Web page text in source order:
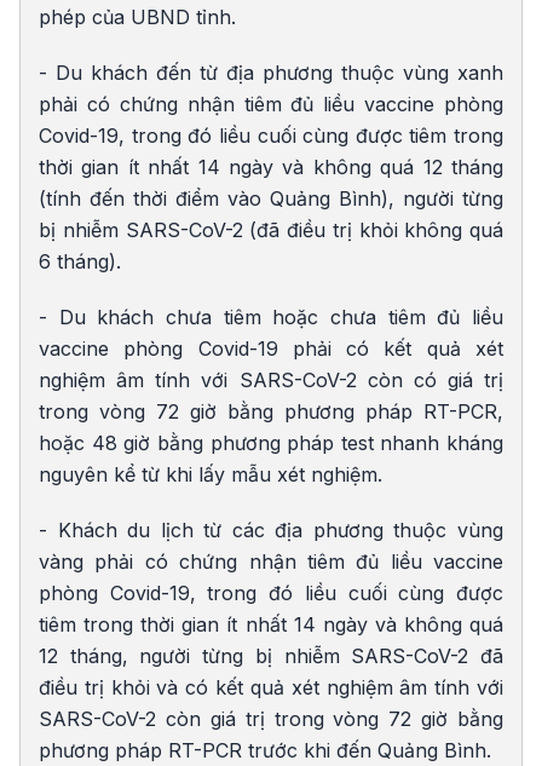
phép của UBND tỉnh.
- Du khách đến từ địa phương thuộc vùng xanh
phải có chứng nhận tiêm đủ liều vaccine phòng
Covid-19, trong đó liều cuối cùng được tiêm trong
thời gian ít nhất 14 ngày và không quá 12 tháng
(tính đến thời điểm vào Quảng Bình), người từng
bị nhiễm SARS-CoV-2 (đã điều trị khỏi không quá
6 tháng).
- Du khách chưa tiêm hoặc chưa tiêm đủ liều
vaccine phòng Covid-19 phải có kết quả xét
nghiệm âm tính với SARS-CoV-2 còn có giá trị
trong vòng 72 giờ bằng phương pháp RT-PCR,
hoặc 48 giờ bằng phương pháp test nhanh kháng
nguyên kể từ khi lấy mẫu xét nghiệm.
- Khách du lịch từ các địa phương thuộc vùng
vàng phải có chứng nhận tiêm đủ liều vaccine
phòng Covid-19, trong đó liều cuối cùng được
tiêm trong thời gian ít nhất 14 ngày và không quá
12 tháng, người từng bị nhiễm SARS-CoV-2 đã
điều trị khỏi và có kết quả xét nghiệm âm tính với
SARS-CoV-2 còn giá trị trong vòng 72 giờ bằng
phương pháp RT-PCR trước khi đến Quảng Bình.